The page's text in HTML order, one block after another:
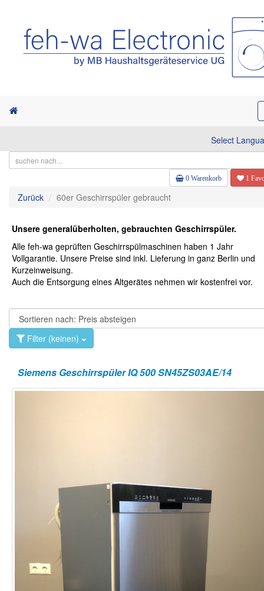
Select
0 Warenkorb 1
Zurück 60er Geschirrspüler gebraucht
Unsere generalüberholten, gebrauchten Geschirrspüler.
Alle feh-wa geprüften Geschirrspülmaschinen haben 1 Jahr
Vollgarantie. Unsere Preise sind inkl. Lieferung in ganz Berlin und
Kurzeinweisung.
Auch die Entsorgung eines Altgerätes nehmen wir kostenfrei vor.
Filter (keinen)
Siemens Geschirrspüler IQ 500 SN45ZS03AE/14